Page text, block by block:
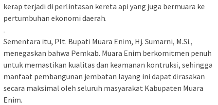
kerap terjadi di perlintasan kereta api yang juga bermuara ke
pertumbuhan ekonomi daerah.
.
Sementara itu, Plt. Bupati Muara Enim, Hj. Sumarni, M.Si.,
menegaskan bahwa Pemkab. Muara Enim berkomitmen penuh
untuk memastikan kualitas dan keamanan kontruksi, sehingga
manfaat pembangunan jembatan layang ini dapat dirasakan
secara maksimal oleh seluruh masyarakat Kabupaten Muara
Enim.